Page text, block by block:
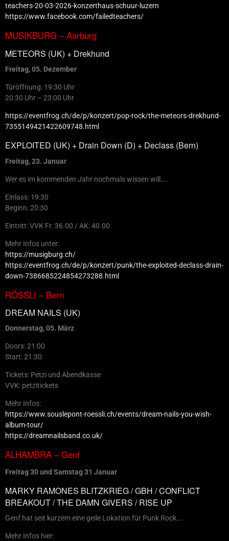
teachers-20-03-2026-konzerthaus-schuur-luzern
https://www.facebook.com/failedteachers/
MUSIKBURG – Aarburg
METEORS (UK) + Drekhund
Freitag, 05. Dezember
Türöffnung: 19:30 Uhr
20:30 Uhr – 23:00 Uhr
https://eventfrog.ch/de/p/konzert/pop-rock/the-meteors-drekhund-
7355149421422609748.html
EXPLOITED (UK) + Drain Down (D) + Declass (Bern)
Freitag, 23. Januar
Wer es im kommenden Jahr nochmals wissen will….
Einlass: 19:30
Beginn: 20:30
Eintritt: VVK Fr. 36.00 / AK: 40.00
Mehr Infos unter:
https://musigburg.ch/
https://eventfrog.ch/de/p/konzert/punk/the-exploited-declass-drain-
down-7386685224854273288.html
RÖSSLI – Bern
DREAM NAILS (UK)
Donnerstag, 05. März
Doors: 21:00
Start: 21:30
Tickets: Petzi und Abendkasse
VVK: petzitickets
Mehr Infos:
https://www.souslepont-roessli.ch/events/dream-nails-you-wish-
album-tour/
https://dreamnailsband.co.uk/
ALHAMBRA – Genf
Freitag 30 und Samstag 31 Januar
MARKY RAMONES BLITZKRIEG / GBH / CONFLICT
BREAKOUT / THE DAMN GIVERS / RISE UP
Genf hat seit kurzem eine geile Lokation für Punk Rock….
Mehr Infos hier: